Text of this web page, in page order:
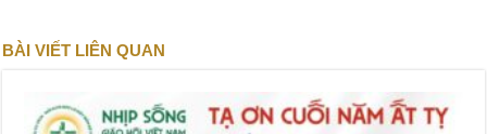
BÀI VIẾT LIÊN QUAN